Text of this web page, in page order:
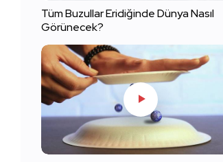
Tüm Buzullar Eridiğinde Dünya Nasıl
Görünecek?